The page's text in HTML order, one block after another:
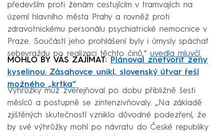
především proti ženám cestujícím v tramvajích na
území hlavního města Prahy a rovněž proti
zdravotnickému personálu psychiatrické nemocnice v
Praze. Součástí jeho prohlášení byly i úmysly spáchat
sebevraždu po realizaci těchto činů,“ uvedla mluvčí.
MOHLO BY VÁS ZAJÍMAT:
Plánoval znetvořit ženy
kyselinou. Zásahovce unikl, slovenský útvar řeší
možného „krtka“
Výhrůžky muž zveřejňoval po dobu přibližně šesti
měsíců a postupně se zintenzivňovaly. „Na základě
zjištěných skutečností vzniklo důvodné podezření, že
by své výhrůžky mohl po návratu do České republiky